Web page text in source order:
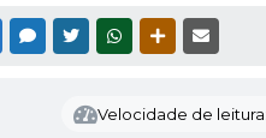
FACEBOOKMESSENGER
TWITTERWHATSAPPOUTRAS MÍDIAS
Velocidade de leitura: